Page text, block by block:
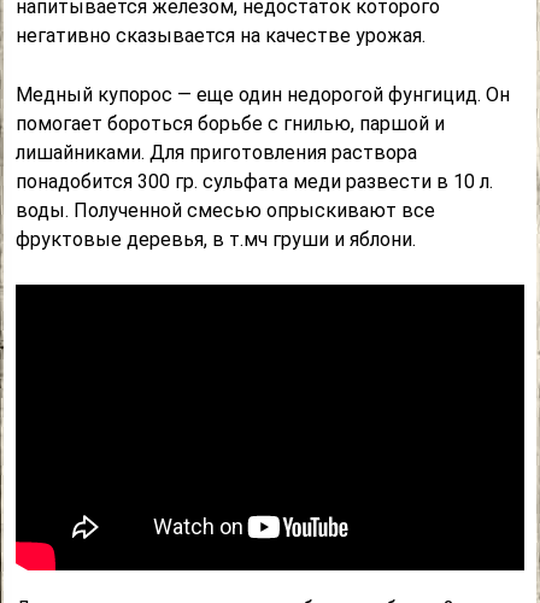
напитывается железом, недостаток которого
негативно сказывается на качестве урожая.
Медный купорос — еще один недорогой фунгицид. Он
помогает бороться борьбе с гнилью, паршой и
лишайниками. Для приготовления раствора
понадобится 300 гр. сульфата меди развести в 10 л.
воды. Полученной смесью опрыскивают все
фруктовые деревья, в т.мч груши и яблони.